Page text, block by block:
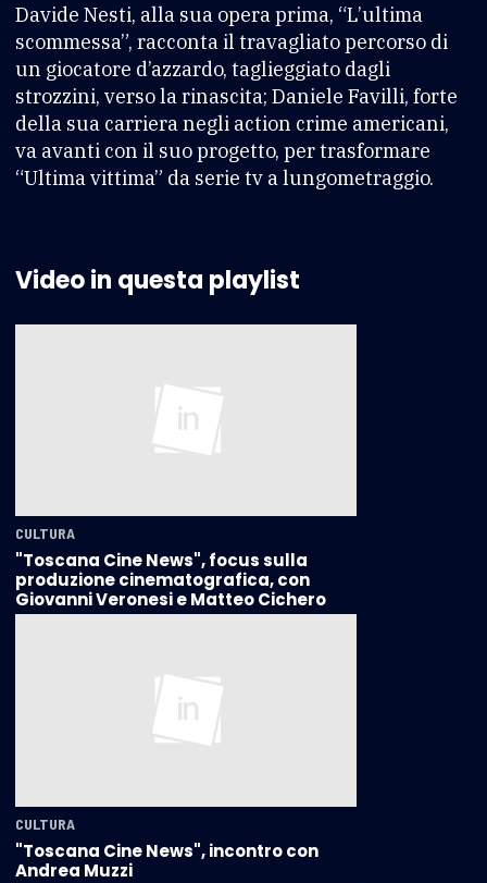
Davide Nesti, alla sua opera prima, “L’ultima
scommessa”, racconta il travagliato percorso di
un giocatore d’azzardo, taglieggiato dagli
strozzini, verso la rinascita; Daniele Favilli, forte
della sua carriera negli action crime americani,
va avanti con il suo progetto, per trasformare
“Ultima vittima” da serie tv a lungometraggio.
Video in questa playlist
CULTURA
"Toscana Cine News", focus sulla
produzione cinematografica, con
Giovanni Veronesi e Matteo Cichero
CULTURA
"Toscana Cine News", incontro con
Andrea Muzzi